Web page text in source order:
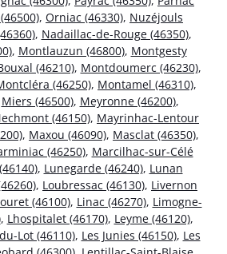
, Orniac (46330), Nuzéjouls
, Nadaillac-de-Rouge (46350),
, Montlauzun (46800), Montgesty
(46210), Montdoumerc (46230),
(46250), Montamel (46310),
Miers (46500), Meyronne (46200),
(46150), Mayrinhac-Lentour
, Maxou (46090), Masclat (46350),
(46250), Marcilhac-sur-Célé
, Lunegarde (46240), Lunan
, Loubressac (46130), Livernon
(46100), Linac (46270), Limogne-
, Lhospitalet (46170), Leyme (46120),
Lot (46110), Les Junies (46150), Les